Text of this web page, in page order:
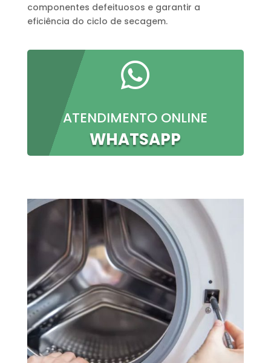
componentes defeituosos e garantir a
eficiência do ciclo de secagem.

ATENDIMENTO ONLINE
WHATSAPP